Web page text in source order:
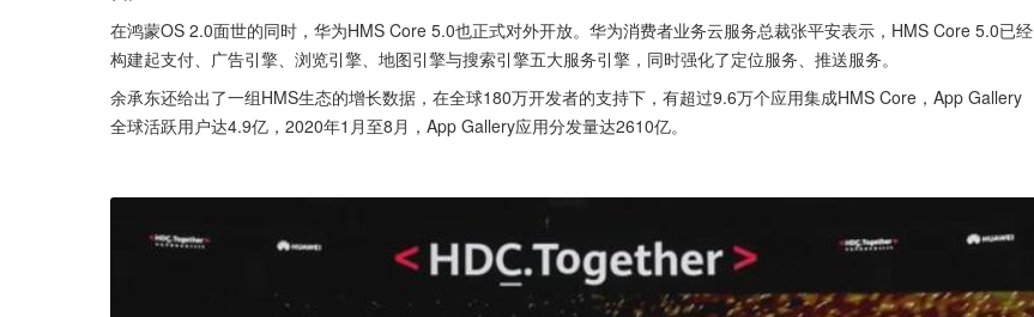
在鸿蒙OS 2.0面世的同时，华为HMS Core 5.0也正式对外开放。华为消费者业务云服务总裁张平安表示，HMS Core 5.0已经
构建起支付、广告引擎、浏览引擎、地图引擎与搜索引擎五大服务引擎，同时强化了定位服务、推送服务。
余承东还给出了一组HMS生态的增长数据，在全球180万开发者的支持下，有超过9.6万个应用集成HMS Core，App Gallery
全球活跃用户达4.9亿，2020年1月至8月，App Gallery应用分发量达2610亿。